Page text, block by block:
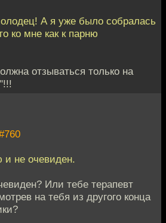
А я уже было собралась
ко мне как к парню
отзываться только на
и не очевиден.
Или тебе терапевт
на тебя из другого конца